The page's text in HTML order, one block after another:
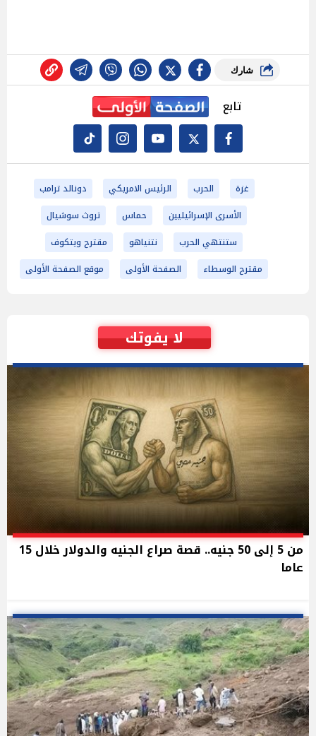
شارك
تابع
غزة الحرب الرئيس الامريكي
دونالد ترامب
الأسرى الإسرائيليين
حماس
تروث سوشيال
ستنتهي الحرب
نتنياهو
مقترح ويتكوف
مقترح الوسطاء
الصفحة الأولى موقع الصفحة الأولى
لا يفوتك
من 5 إلى 50 جنيه.. قصة صراع الجنيه والدولار خلال 15
عاما